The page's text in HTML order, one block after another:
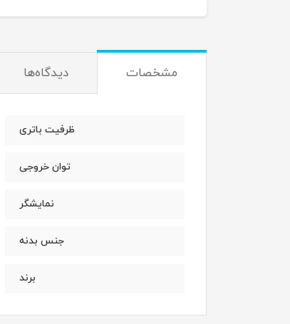
مشخصات دیدگاه‌ها
ظرفیت باتری
توان خروجی
نمایشگر
جنس بدنه
برند